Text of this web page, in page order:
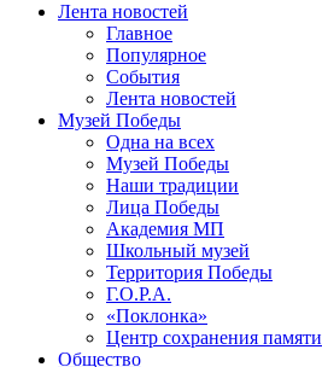
Лента новостей
Главное
Популярное
События
Лента новостей
Музей Победы
Одна на всех
Музей Победы
Наши традиции
Лица Победы
Академия МП
Школьный музей
Территория Победы
Г.О.Р.А.
«Поклонка»
Центр сохранения памяти
Общество